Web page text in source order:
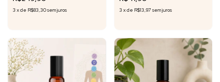
3 xde R$83,30sem juros 3 xde R$13,97 sem juros